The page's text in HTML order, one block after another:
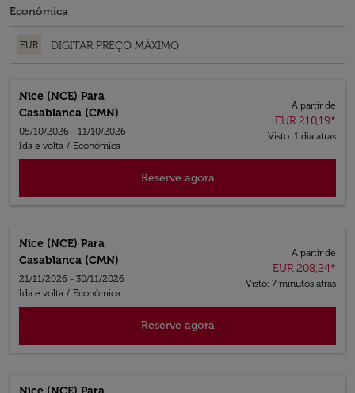
Econômica
EUR
Nice (NCE) Para
Casablanca (CMN)
05/10/2026 - 11/10/2026
Ida e volta / Econômica
A partir de
EUR 210,19*
Visto: 1 dia atrás
Reserve agora
Nice (NCE) Para
Casablanca (CMN)
21/11/2026 - 30/11/2026
Ida e volta / Econômica
A partir de
EUR 208,24*
Visto: 7 minutos atrás
Reserve agora